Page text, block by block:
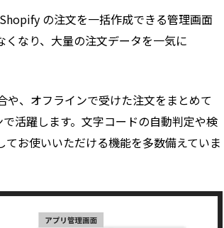
の注文を一括作成できる管理画面
なり、大量の注文データを一気に
、オフラインで受けた注文をまとめて
活躍します。文字コードの自動判定や検
お使いいただける機能を多数備えていま